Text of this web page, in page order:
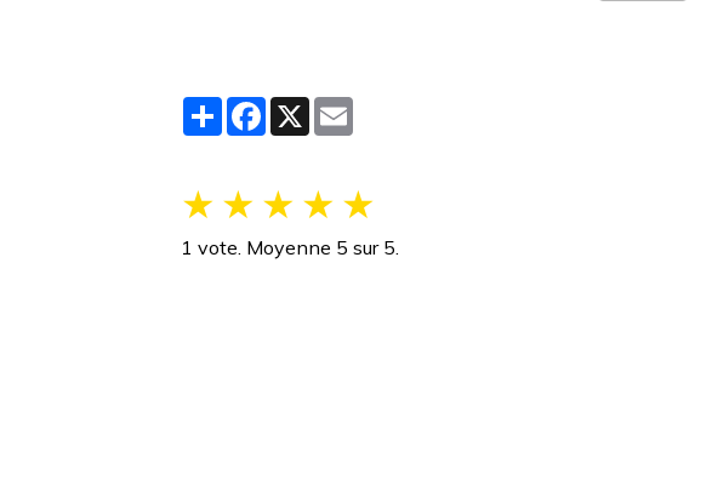
PartagerFacebook
X
★ ★ ★ ★ ★
1 vote. Moyenne 5 sur 5.